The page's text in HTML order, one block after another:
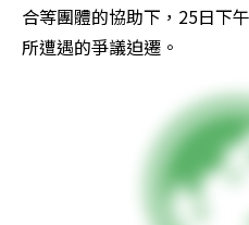
合等團體的協助下，25日下
所遭遇的爭議迫遷。